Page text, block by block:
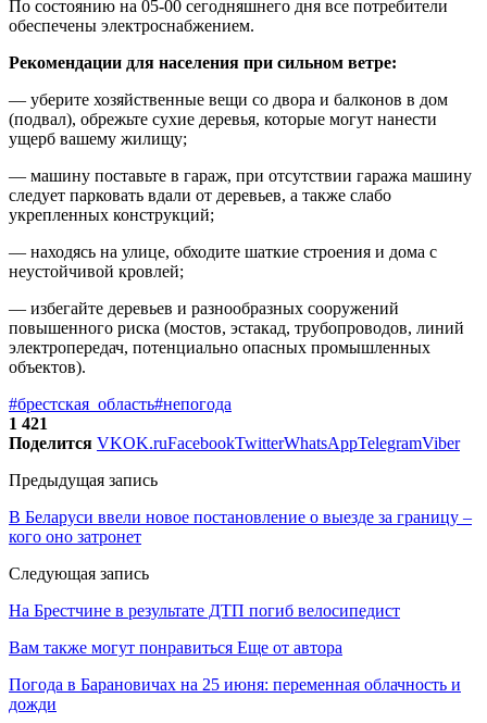
По состоянию на 05-00 сегодняшнего дня все потребители
обеспечены электроснабжением.
Рекомендации для населения при сильном ветре:
— уберите хозяйственные вещи со двора и балконов в дом
(подвал), обрежьте сухие деревья, которые могут нанести
ущерб вашему жилищу;
— машину поставьте в гараж, при отсутствии гаража машину
следует парковать вдали от деревьев, а также слабо
укрепленных конструкций;
— находясь на улице, обходите шаткие строения и дома с
неустойчивой кровлей;
— избегайте деревьев и разнообразных сооружений
повышенного риска (мостов, эстакад, трубопроводов, линий
электропередач, потенциально опасных промышленных
объектов).
#брестская_область#непогода
1 421
Поделится VKOK.ruFacebookTwitterWhatsAppTelegramViber
Предыдущая запись
В Беларуси ввели новое постановление о выезде за границу –
кого оно затронет
Следующая запись
На Брестчине в результате ДТП погиб велосипедист
Вам также могут понравиться Еще от автора
Погода в Барановичах на 25 июня: переменная облачность и
дожди